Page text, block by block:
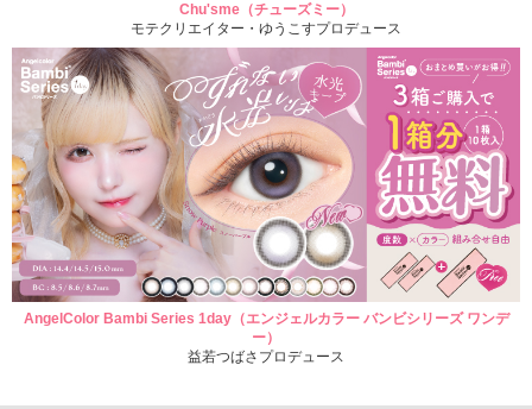
Chu'sme（チューズミー）
モテクリエイター・ゆうこすプロデュース
AngelColor Bambi Series 1day（エンジェルカラー バンビシリーズ ワンデ
ー）
益若つばさプロデュース